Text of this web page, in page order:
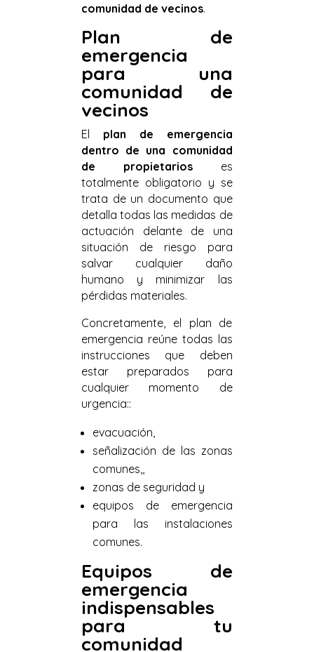
comunidad de vecinos.
Plan de
emergencia
para una
comunidad de
vecinos
El plan de emergencia
dentro de una comunidad
de propietarioses
totalmente obligatorio y se
trata de un documento que
detalla todas las medidas de
actuación delante de una
situación de riesgo para
salvar cualquier daño
humano y minimizar las
pérdidas materiales.
Concretamente, el plan de
emergencia reúne todas las
instrucciones que deben
estar preparados para
cualquier momento de
urgencia::
evacuación,
señalización de las zonas
comunes,,
zonas de seguridad y
equipos de emergencia
para las instalaciones
comunes.
Equipos de
emergencia
indispensables
para tu
comunidad